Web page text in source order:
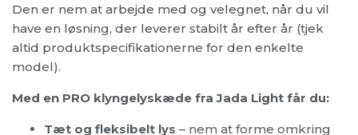
Den er nem at arbejde med og velegnet, når du vil
have en løsning, der leverer stabilt år efter år (tjek
altid produktspecifikationerne for den enkelte
model).
Med en PRO klyngelyskæde fra Jada Light får du:
Tæt og fleksibelt lys – nem at forme omkring